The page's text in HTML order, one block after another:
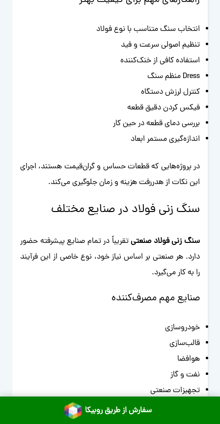
انتخاب سنگ متناسب با نوع فولاد
تنظیم اصولی سرعت و فید
استفاده کافی از خنک‌کننده
Dress منظم سنگ
کنترل لرزش دستگاه
فیکس کردن دقیق قطعه
بررسی دمای قطعه در حین کار
اندازه‌گیری مستمر ابعاد
در پروژه‌هایی که قطعات حساس و گران‌قیمت هستند، اجرای
این نکات از هدررفت هزینه و زمان جلوگیری می‌کند.
سنگ زنی فولاد در صنایع مختلف
سنگ زنی فولاد صنعتیتقریباً در تمام صنایع پیشرفته حضور
دارد. هر صنعتی بر اساس نیاز خود، نوع خاصی از این فرآیند
را به کار می‌گیرد.
صنایع مهم مصرف‌کننده
خودروسازی
قالب‌سازی
هوافضا
نفت و گاز
تجهیزات صنعتی
سفارش از طریق روبیکا